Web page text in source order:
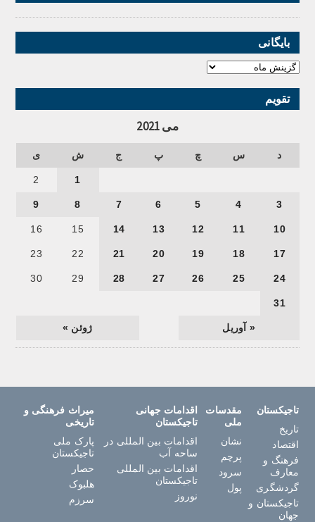
بایگانی
تقویم
می 2021
د س چ پ ج ش ی
« آوریل ژوئن »
1
2
3
4
5
6
7
8
9
10
11
12
13
14
15
16
17
18
19
20
21
22
23
24
25
26
27
28
29
30
31
تاجیکستان
تاریخ
اقتصاد
فرهنگ و
معارف
گردشگری
تاجیکستان و
جهان
مقدسات
ملی
نشان
پرچم
سرود
پول
اقدامات جهانی
تاجیکستان
اقدامات بین المللی در
ساحه آب
اقدامات بین المللی
تاجیکستان
نوروز
میراث فرهنگی و
تاریخی
پارک ملی
تاجیکستان
حصار
هلبوک
سرزم